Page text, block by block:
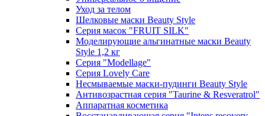
Уход за телом
Шелковые маски Beauty Style
Серия масок "FRUIT SILK"
Моделирующие альгинатные маски Beauty
Style 1,2 кг
Серия "Modellage"
Cерия Lovely Care
Несмываемые маски-пудинги Beauty Style
Антивозрастная серия "Taurine & Resveratrol"
Аппаратная косметика